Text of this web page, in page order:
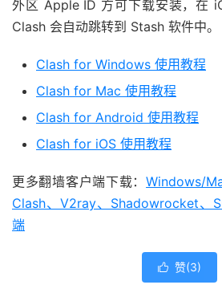
外区 Apple ID 方可下载安装，在
Clash 会自动跳转到 Stash 软件中。
Clash for Windows 使用教程
Clash for Mac 使用教程
Clash for Android 使用教程
Clash for iOS 使用教程
更多翻墙客户端下载：Windows/
Clash、V2ray、Shadowrocket、
端
 赞(3)